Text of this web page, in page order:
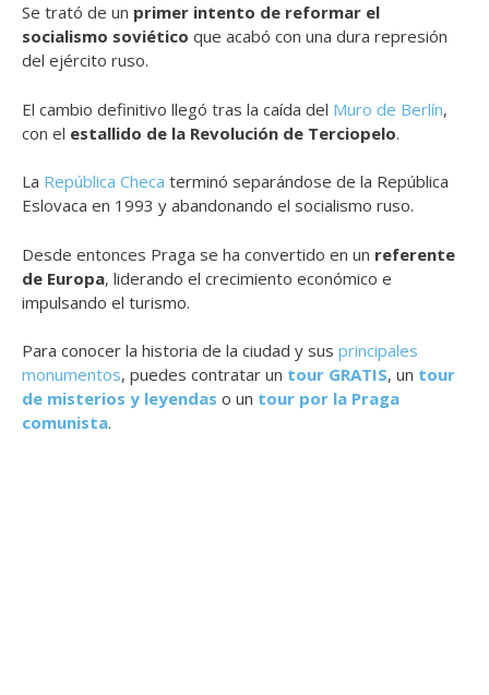
Se trató de un primer intento de reformar el
socialismo soviético que acabó con una dura represión
del ejército ruso.
El cambio definitivo llegó tras la caída del Muro de Berlín,
con el estallido de la Revolución de Terciopelo.
La República Checa terminó separándose de la República
Eslovaca en 1993 y abandonando el socialismo ruso.
Desde entonces Praga se ha convertido en un referente
de Europa, liderando el crecimiento económico e
impulsando el turismo.
Para conocer la historia de la ciudad y sus principales
monumentos, puedes contratar un tour GRATIS, un tour
de misterios y leyendas o un tour por la Praga
comunista.